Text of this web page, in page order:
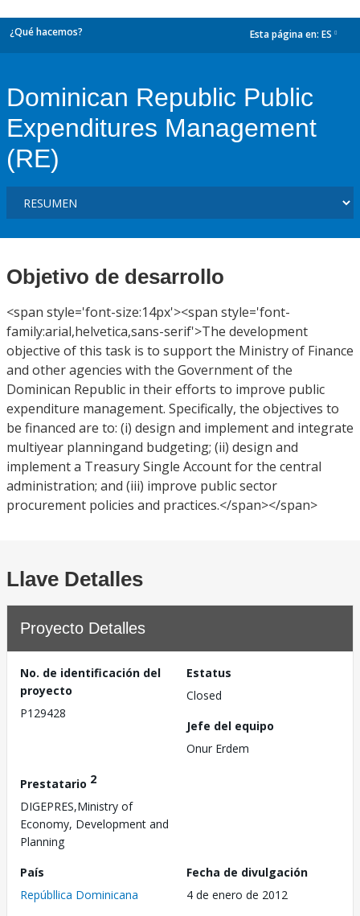
¿Qué hacemos? Esta página en: ES
Dominican Republic Public
Expenditures Management
(RE)
Objetivo de desarrollo
<span style='font-size:14px'><span style='font-
family:arial,helvetica,sans-serif'>The development
objective of this task is to support the Ministry of Finance
and other agencies with the Government of the
Dominican Republic in their efforts to improve public
expenditure management. Specifically, the objectives to
be financed are to: (i) design and implement and integrate
multiyear planningand budgeting; (ii) design and
implement a Treasury Single Account for the central
administration; and (iii) improve public sector
procurement policies and practices.</span></span>
Llave Detalles
Proyecto Detalles
No. de identificación del
proyecto
P129428
Estatus
Closed
Jefe del equipo
Onur Erdem
Prestatario 2
DIGEPRES,Ministry of
Economy, Development and
Planning
País
Repúbllica Dominicana
Fecha de divulgación
4 de enero de 2012